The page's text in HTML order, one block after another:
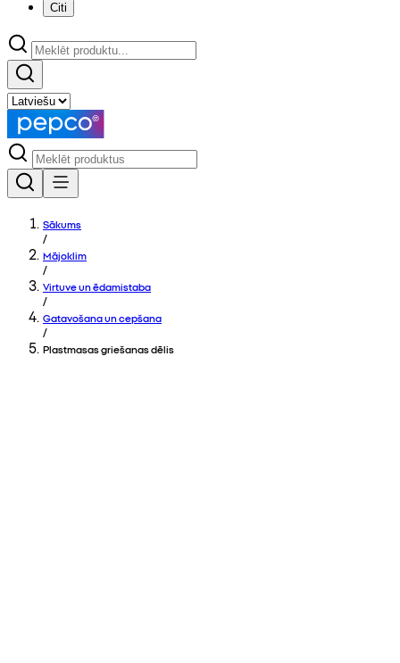
Citi
Sākums
/
Mājoklim
/
Virtuve un ēdamistaba
/
Gatavošana un cepšana
/
Plastmasas griešanas dēlis